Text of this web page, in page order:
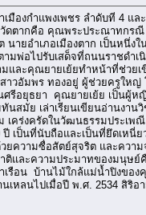
มืองกำแพงเพชร ลำดับที่ 4
ตากคือ คุณพระประณาทก
ยอำเภอเมืองตาก เป็นหนึ่ง
มพ่อไปรับเสด็จที่ถนนราชด
และคุณยายเย้ยทำหน้าที่ช่ว
วอัมพร ทองอยู่ ผู้ช่วยครูให
อยุธยา คุณยายเย้ย เป็นผู้ห
สมัย เล่าเรียนเขียนอ่านงา
คร่งครัดในวัฒนธรรมประ
ปี เป็นที่นับถือและเป็นที่ยึด
ความซื่อสัตย์สุจริต และคว
และความประมาทของมนุษ
รือน บ้านไม้ใกล้แม่น้ำปิงขอ
หลนไปเมื่อปี พ.ศ. 2534 สิริอ